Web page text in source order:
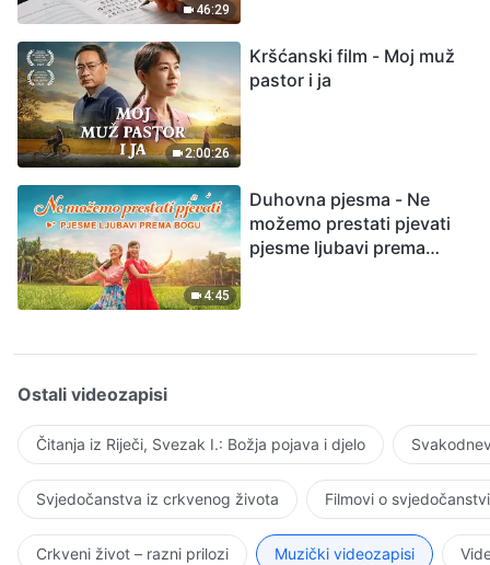
46:29
2:00:26
Kršćanski film - Moj muž
pastor i ja
4:45
Duhovna pjesma - Ne
možemo prestati pjevati
pjesme ljubavi prema
Ostali videozapisi
Čitanja iz Riječi, Svezak I.: Božja pojava i djelo
Svjedočanstva iz crkvenog života Filmovi o
Crkveni život – razni prilozi Muzički videozapisi